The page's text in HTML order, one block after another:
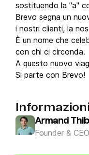
sostituendo la "a"
Brevo segna un
i nostri clienti, la
È un nome che
con chi ci circonda.
A questo nuovo
Si parte con Brevo!
Armand
Founder &